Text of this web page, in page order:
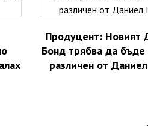
Продуцент: Новият
Бонд трябва да бъде
различен от